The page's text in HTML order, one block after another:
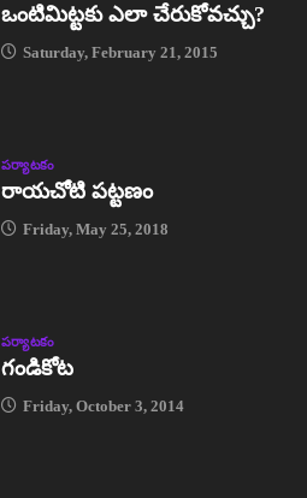
ఒంటిమిట్టకు ఎలా చేరుకోవచ్చు?
Saturday, February 21, 2015
పర్యాటకం
రాయచోటి పట్టణం
Friday, May 25, 2018
పర్యాటకం
గండికోట
Friday, October 3, 2014